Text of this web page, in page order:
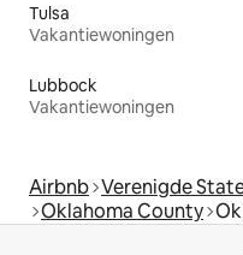
Tulsa
Vakantiewoningen
Lubbock
Vakantiewoningen
Airbnb Verenigde
Oklahoma County